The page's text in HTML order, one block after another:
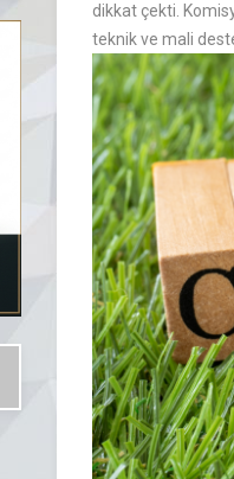
dikkat çekti.
teknik ve mali